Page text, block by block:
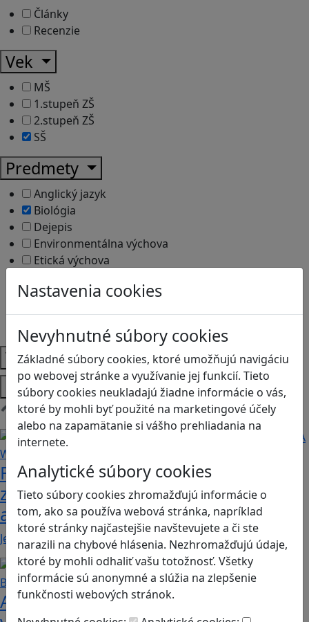
Nastavenia cookies
Nevyhnutné súbory cookies
Základné súbory cookies, ktoré umožňujú navigáciu
po webovej stránke a využívanie jej funkcií. Tieto
súbory cookies neukladajú žiadne informácie o vás,
ktoré by mohli byť použité na marketingové účely
alebo na zapamätanie si vášho prehliadania na
internete.
Analytické súbory cookies
Tieto súbory cookies zhromažďujú informácie o
tom, ako sa používa webová stránka, napríklad
ktoré stránky najčastejšie navštevujete a či ste
narazili na chybové hlásenia. Nezhromažďujú údaje,
ktoré by mohli odhaliť vašu totožnosť. Všetky
informácie sú anonymné a slúžia na zlepšenie
funkčnosti webových stránok.
Články
Recenzie
Vek
MŠ
1.stupeň ZŠ
2.stupeň ZŠ
SŠ
Predmety
Anglický jazyk
Biológia
Dejepis
Environmentálna výchova
Etická výchova
Matematika
Vlastiveda
Témy
Platformy
Načítam blogy
Fotografujte zvieratká, aby ste
zachránili ostrov v Alba: A Wildlife
adventure
Jednoduchá hra, vhodná pre kohokoľvek z rodiny,…
Ako biele krvinky bojujú proti